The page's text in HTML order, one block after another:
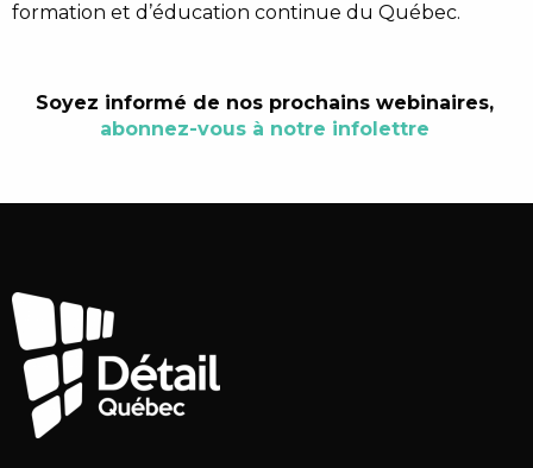
formation et d’éducation continue du Québec.
Soyez informé de nos prochains webinaires,
abonnez-vous à notre infolettre